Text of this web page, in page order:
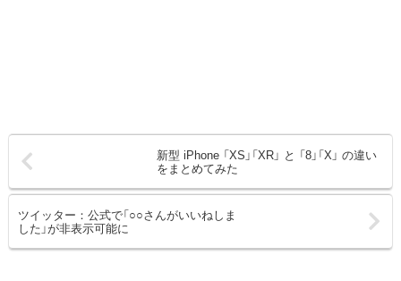
新型 iPhone 「XS」「XR」 と 「8」「X」 の違い
をまとめてみた
ツイッター：公式で「○○さんがいいねしま
した」が非表示可能に